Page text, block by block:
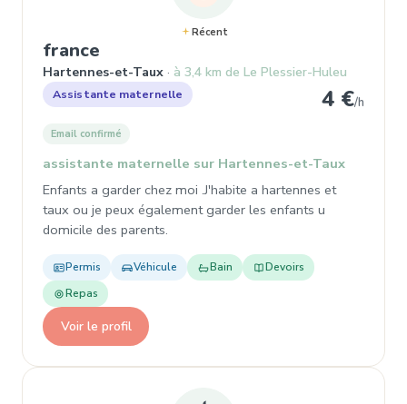
Récent
france
Hartennes-et-Taux à 3,4 km de Le Plessier-Huleu
Assistante maternelle 4 €/h
Email confirmé
assistante maternelle sur Hartennes-et-Taux
Enfants a garder chez moi .J'habite a hartennes et
taux ou je peux également garder les enfants u
domicile des parents.
Permis Véhicule Bain
Devoirs
Repas
Voir le profil